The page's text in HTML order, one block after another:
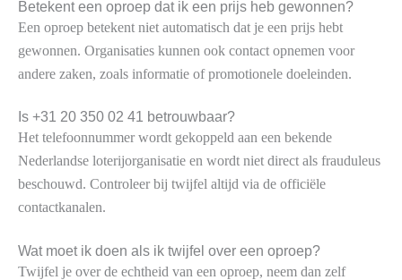
Betekent een oproep dat ik een prijs heb gewonnen?
Een oproep betekent niet automatisch dat je een prijs hebt
gewonnen. Organisaties kunnen ook contact opnemen voor
andere zaken, zoals informatie of promotionele doeleinden.
Is +31 20 350 02 41 betrouwbaar?
Het telefoonnummer wordt gekoppeld aan een bekende
Nederlandse loterijorganisatie en wordt niet direct als frauduleus
beschouwd. Controleer bij twijfel altijd via de officiële
contactkanalen.
Wat moet ik doen als ik twijfel over een oproep?
Twijfel je over de echtheid van een oproep, neem dan zelf